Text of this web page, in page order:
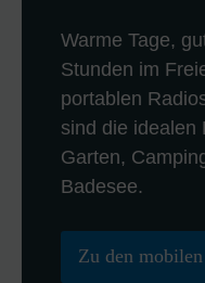
Warme Tage,
Stunden im
portablen
sind die idealen
Garten,
Badesee.
Zu den